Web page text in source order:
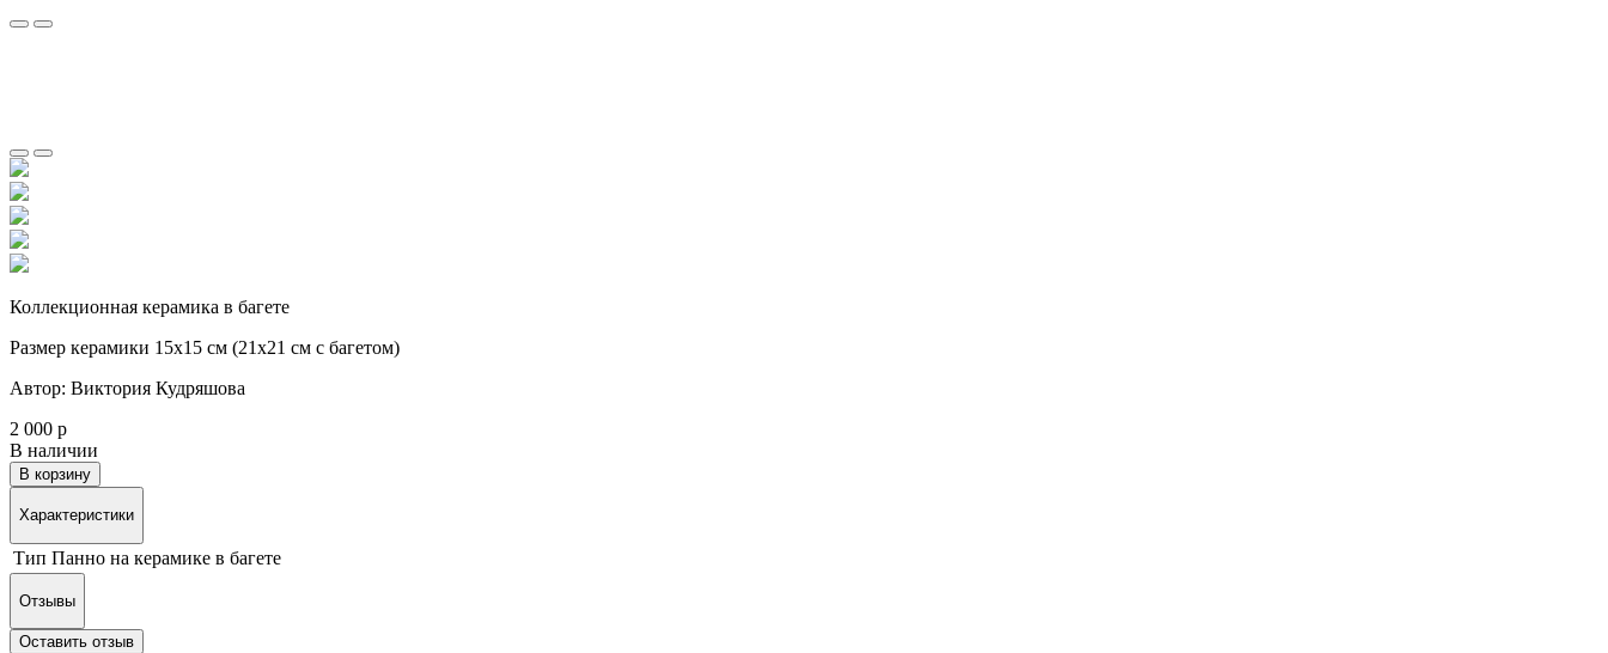
Коллекционная керамика в багете
Размер керамики 15х15 см (21х21 см с багетом)
Автор: Виктория Кудряшова
2 000 р
В наличии
В корзину
Характеристики
Тип Панно на керамике в багете
Отзывы
Оставить отзыв